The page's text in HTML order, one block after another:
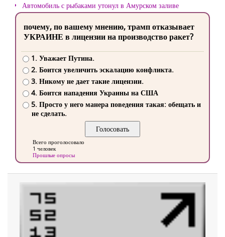
Автомобиль с рыбаками утонул в Амурском заливе
почему, по вашему мнению, трамп отказывает
УКРАИНЕ в лицензии на производство ракет?
1. Уважает Путина.
2. Боится увеличить эскалацию конфликта.
3. Никому не дает такие лицензии.
4. Боится нападения Украины на США
5. Просто у него манера поведения такая: обещать и
не сделать.
Всего проголосовало
1 человек
Прошлые опросы